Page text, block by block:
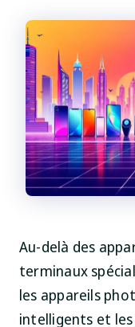
Au-delà des
terminaux
les appareils
intelligents et